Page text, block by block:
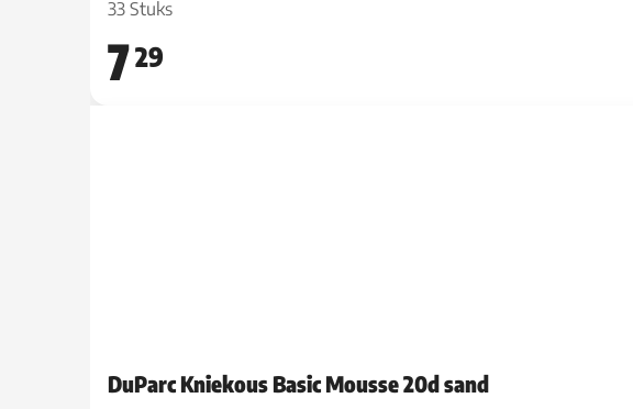
33 Stuks
729
DuParc Kniekous Basic Mousse 20d sand